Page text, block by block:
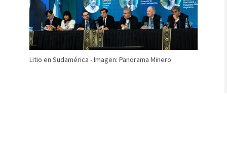
Litio en Sudamérica - Imagen: Panorama Minero